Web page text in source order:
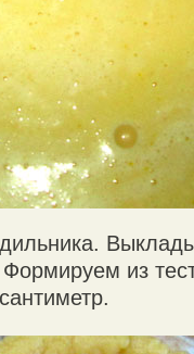
из